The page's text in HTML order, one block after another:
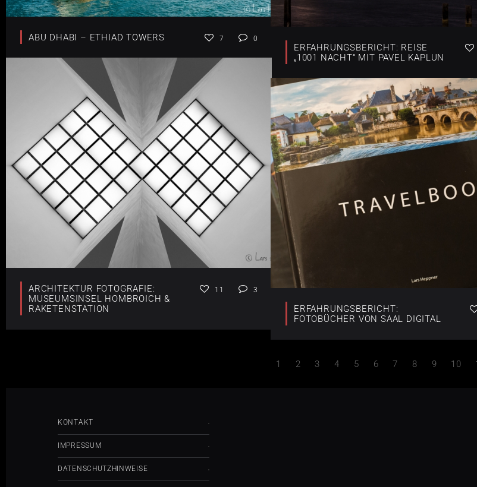
ABU DHABI – ETHIAD TOWERS 7 0
ERFAHRUNGSBERICHT: REISE
„1001 NACHT“ MIT PAVEL KAPLUN
ARCHITEKTUR FOTOGRAFIE:
MUSEUMSINSEL HOMBROICH &
RAKETENSTATION
11 3
ERFAHRUNGSBERICHT:
FOTOBÜCHER VON SAAL DIGITAL
1 2 3 4 5 6 7 8 9 10
KONTAKT
IMPRESSUM
DATENSCHUTZHINWEISE